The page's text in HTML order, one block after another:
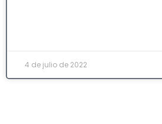
4 de julio de 2022